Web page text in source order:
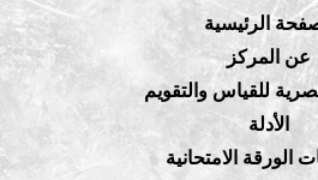
الرئيسية
عن المركز
للقياس والتقويم
الأدلة
الورقة الامتحانية